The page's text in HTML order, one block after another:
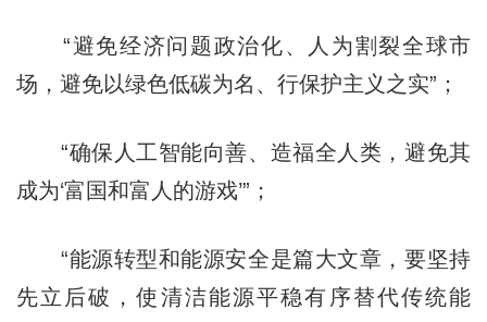
“避免经济问题政治化、人为割裂全球市
场，避免以绿色低碳为名、行保护主义之实”；
“确保人工智能向善、造福全人类，避免其
成为‘富国和富人的游戏’”；
“能源转型和能源安全是篇大文章，要坚持
先立后破，使清洁能源平稳有序替代传统能